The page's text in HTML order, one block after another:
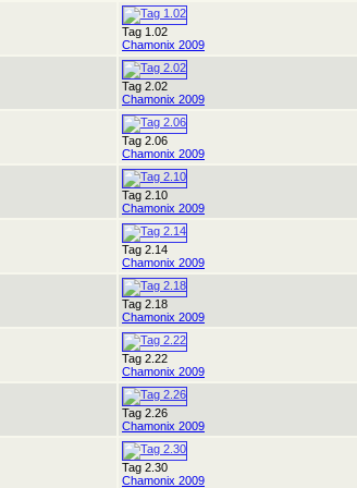
Tag 1.02
Chamonix 2009
Tag 2.02
Chamonix 2009
Tag 2.06
Chamonix 2009
Tag 2.10
Chamonix 2009
Tag 2.14
Chamonix 2009
Tag 2.18
Chamonix 2009
Tag 2.22
Chamonix 2009
Tag 2.26
Chamonix 2009
Tag 2.30
Chamonix 2009